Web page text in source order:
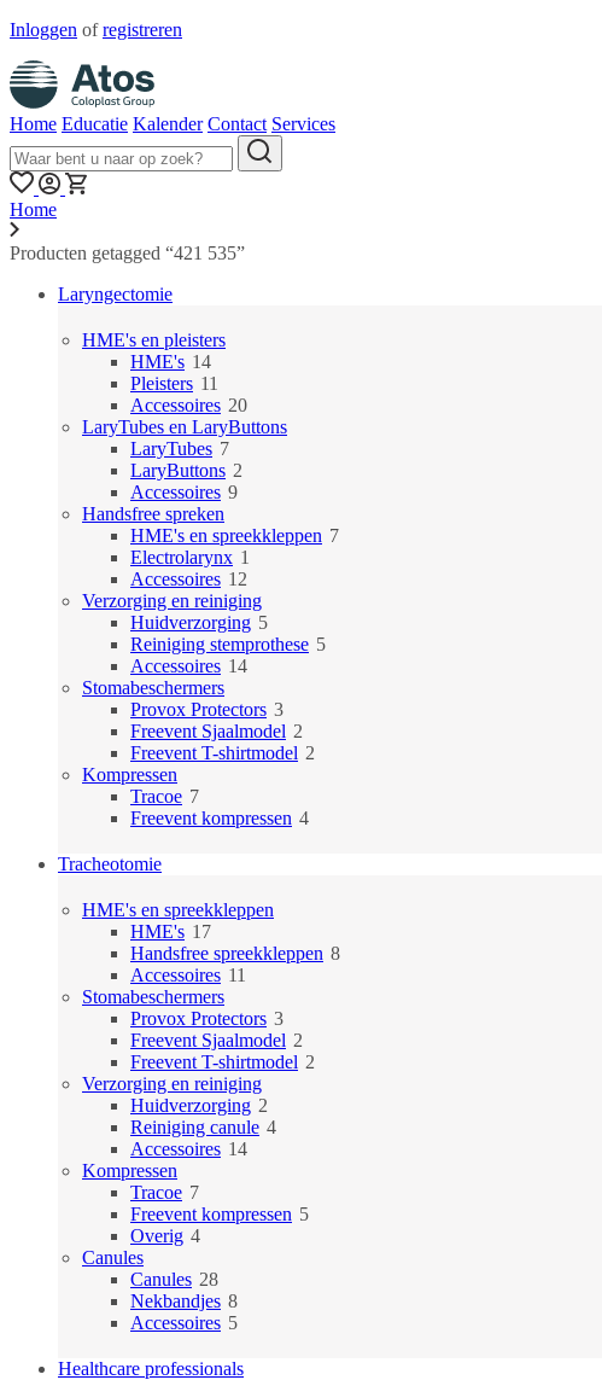
Inloggen ofregistreren
Home Educatie Kalender Contact Services
Home
Producten getagged “421 535”
Laryngectomie
HME's en pleisters
HME's 1414
producten
Pleisters 11
producten
Accessoires 2020
producten
LaryTubes en LaryButtons
LaryTubes 77
producten
LaryButtons 2
Accessoires 99
Handsfree spreken
HME's en spreekkleppen 77
Electrolarynx 1
Accessoires 12
producten
Verzorging en reiniging
Huidverzorging 55
producten
Reiniging stemprothese 55
Accessoires 1414
Stomabeschermers
Provox Protectors 33
producten
Freevent Sjaalmodel 2
producten
Freevent T-shirtmodel 2
Kompressen
Tracoe 77
producten
Freevent kompressen 44
Tracheotomie
HME's en spreekkleppen
HME's 1717
producten
Handsfree spreekkleppen 88
Accessoires 11
Stomabeschermers
Provox Protectors 33
producten
Freevent Sjaalmodel 2
producten
Freevent T-shirtmodel 2
Verzorging en reiniging
Huidverzorging 2
producten
Reiniging canule 44
Accessoires 1414
Kompressen
Tracoe 77
producten
Freevent kompressen 55
Overig 44
Canules
Canules 2828
producten
Nekbandjes 88
producten
Accessoires 55
Healthcare professionals